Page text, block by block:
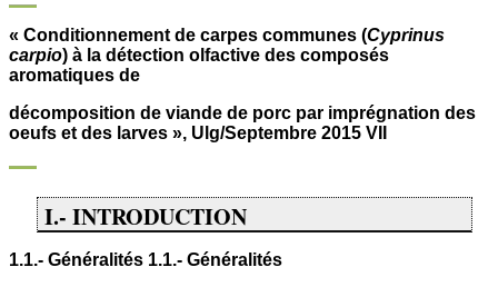
« Conditionnement de carpes communes (Cyprinus
carpio) à la détection olfactive des composés
aromatiques de
décomposition de viande de porc par imprégnation des
oeufs et des larves », Ulg/Septembre 2015 VII
I.- INTRODUCTION
1.1.- Généralités 1.1.- Généralités